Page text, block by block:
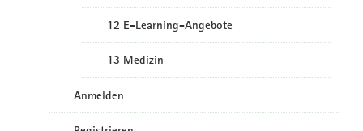
12 E-Learning-Angebote
13 Medizin
Anmelden